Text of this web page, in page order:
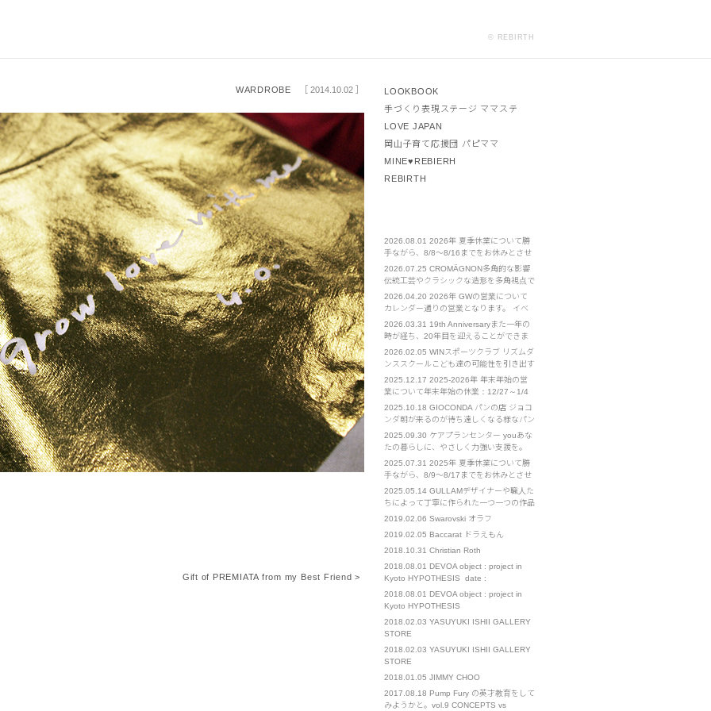
© REBIRTH
［ 2014.10.02 ］
WARDROBE
Gift of PREMIATA from my Best Friend >
LOOKBOOK
手づくり表現ステージ ママステ
LOVE JAPAN
岡山子育て応援団 パピママ
MINE♥REBIERH
REBIRTH
2026.08.01 2026年 夏季休業について勝
手ながら、8/8～8/16までをお休みとさせ
ていただきます。 ご不便をおかけいたし
ますが、お許しください。
2026.07.25 CROMÄGNON多角的な影響
伝統工芸やクラシックな造形を多角視点で
見直し、新たな発見や体感を提案する。
2026.04.20 2026年 GWの営業について
カレンダー通りの営業となります。 イベ
ント部門は通常営業となります。 お急ぎ
の場合は担当の携帯電話へのご連絡をお願
2026.03.31 19th Anniversaryまた一年の
時が経ち、20年目を迎えることができま
した。 クライアント様をはじめ、皆様へ
の感謝を忘れず、日々精進してまいりま
す。
2026.02.05 WINスポーツクラブ リズムダ
ンススクールこども達の可能性を引き出す
お手伝い ウインスポーツクラブ・リズム
ダンススクールは2002年設立の実績ある
ーツを通してこどもたちが持っている能力
を最大限引き出し、自信と共に諦めない心
を･･･
2025.12.17 2025-2026年 年末年始の営
業について年末年始の休業：12/27～1/4
までをお休みとさせていただきます。 ご
不便をおかけいたします。 イベント部門
は、担当の携帯電話へのご連絡をお願いい
たします。
2025.10.18 GIOCONDA パンの店 ジョコ
ンダ朝が来るのが待ち遠しくなる様なパン
を作りたくて始めたお店です
2025.09.30 ケアプランセンター youあな
たの暮らしに、やさしく力強い支援を。
「you」とは、あなたの"ユウ" それは、そ
っと寄り添う友人のような「友」 確かな
ときにも支えになる、勇気の「勇」 人と
人、心と心をつなぐ、･･･
2025.07.31 2025年 夏季休業について勝
手ながら、8/9～8/17までをお休みとさせ
ていただきます。 また、8/21～23も出張
のため、対応までにお時間をいただく可能
ますが、お許しください。
2025.05.14 GULLAMデザイナーや職人た
ちによって丁寧に作られた一つ一つの作品
を我々は心を込めてお客様に届けたい。
crafted works, Created b･･･
2019.02.06 Swarovski オラフ
2019.02.05 Baccarat ドラえもん
2018.10.31 Christian Roth
2018.08.01 DEVOA object : project in
Kyoto HYPOTHESIS date :
1(wed)-26(sun) August. place : 271-1
Takoyakushi-cho Muromachi-
2018.08.01 DEVOA object : project in
Kyoto HYPOTHESIS
2018.02.03 YASUYUKI ISHII GALLERY
STORE
2018.02.03 YASUYUKI ISHII GALLERY
STORE
2018.01.05 JIMMY CHOO
2017.08.18 Pump Fury の英才教育をして
みようかと。vol.9 CONCEPTS vs